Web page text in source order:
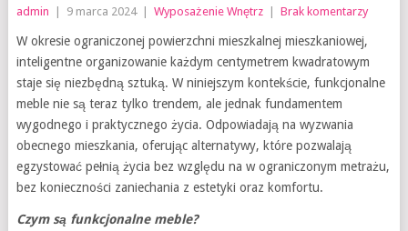
admin 9 marca 2024 Wyposażenie Wnętrz Brak komentarzy
W okresie ograniczonej powierzchni mieszkalnej mieszkaniowej,
inteligentne organizowanie każdym centymetrem kwadratowym
staje się niezbędną sztuką. W niniejszym kontekście, funkcjonalne
meble nie są teraz tylko trendem, ale jednak fundamentem
wygodnego i praktycznego życia. Odpowiadają na wyzwania
obecnego mieszkania, oferując alternatywy, które pozwalają
egzystować pełnią życia bez względu na w ograniczonym metrażu,
bez konieczności zaniechania z estetyki oraz komfortu.
Czym są funkcjonalne meble?